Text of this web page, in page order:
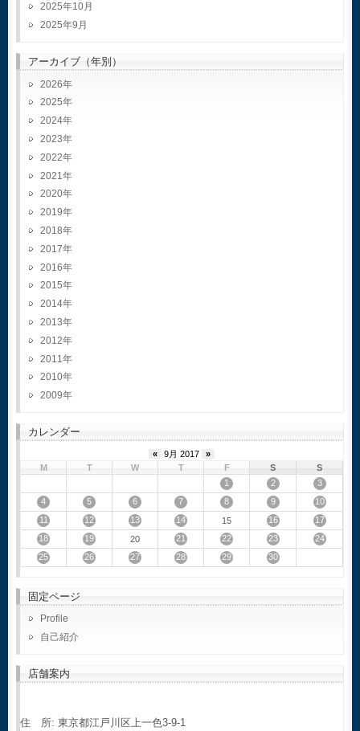
2025年10月
2025年9月
アーカイブ（年別）
2026
2025
2024
2023
2022
2021
2020
2019
2018
2017
2016
2015
2014
2013
2012
2011
2010
2009
カレンダー
« 9月 2017
»
M
T W T F S
S
1
2
3
4
5 6 7 8 9
10
11
12 13 14 15 16
17
18
19 20 21 22 23
24
25
26 27 28 29 30
固定ページ
Profile
自己紹介
店舗案内
住 所: 東京都江戸川区上一色3-9-1